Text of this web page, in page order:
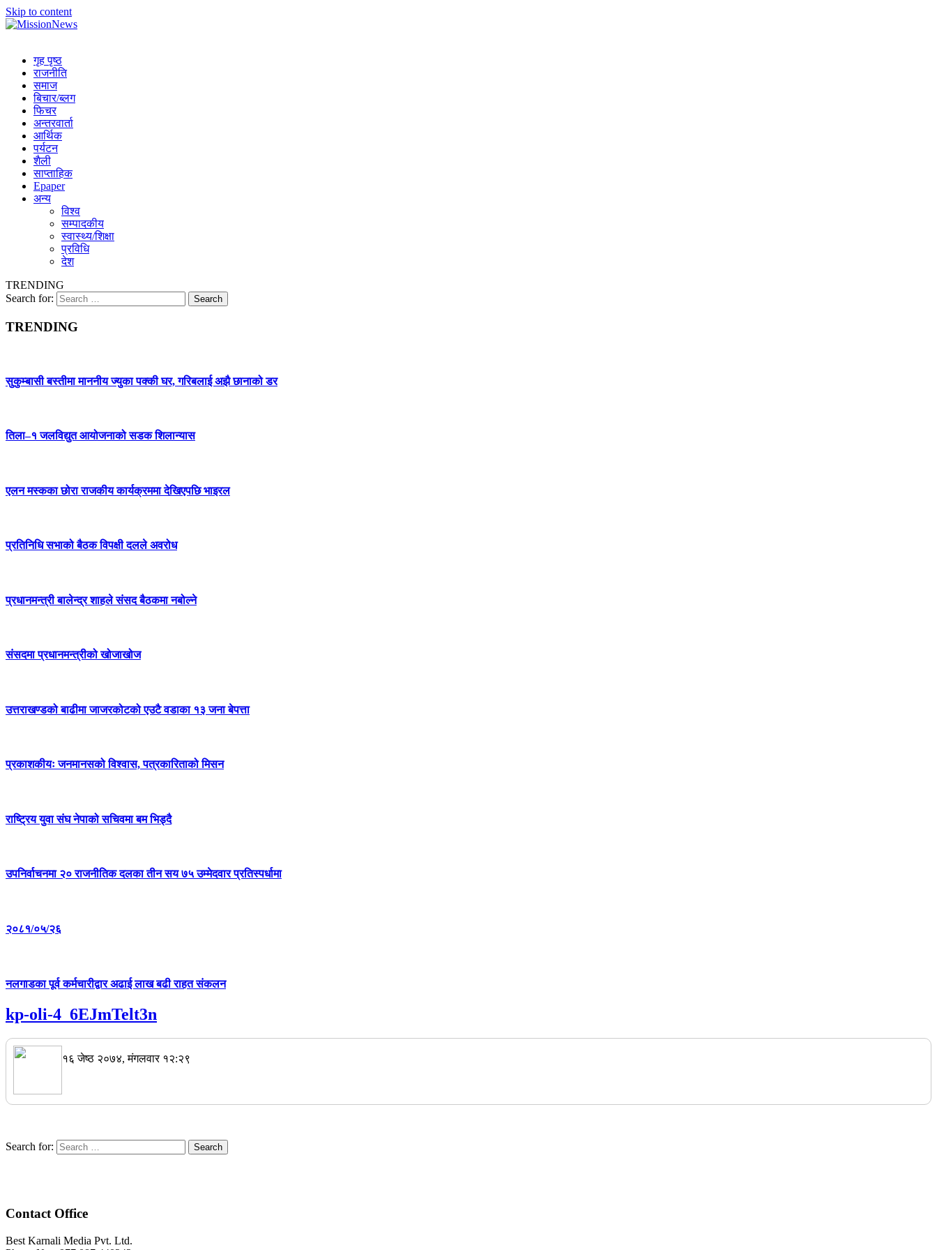
Skip to content
गृह पृष्ठ
राजनीति
समाज
बिचार/ब्लग
फिचर
अन्तरवार्ता
आर्थिक
पर्यटन
शैली
साप्ताहिक
Epaper
अन्य
विश्व
सम्पादकीय
स्वास्थ्य/शिक्षा
प्रविधि
देश
TRENDING
Search for:
TRENDING
सुकुम्बासी बस्तीमा माननीय ज्युका पक्की घर, गरिबलाई अझै छानाको डर
तिला–१ जलविद्युत आयोजनाको सडक शिलान्यास
एलन मस्कका छोरा राजकीय कार्यक्रममा देखिएपछि भाइरल
प्रतिनिधि सभाको बैठक विपक्षी दलले अवरोध
प्रधानमन्त्री बालेन्द्र शाहले संसद बैठकमा नबोल्ने
संसदमा प्रधानमन्त्रीको खोजाखोज
उत्तराखण्डको बाढीमा जाजरकोटको एउटै वडाका १३ जना बेपत्ता
प्रकाशकीयः जनमानसको विश्वास, पत्रकारिताको मिसन
राष्ट्रिय युवा संघ नेपाको सचिवमा बम भिड्दै
उपनिर्वाचनमा २० राजनीतिक दलका तीन सय ७५ उम्मेदवार प्रतिस्पर्धामा
२०८१/०५/२६
नलगाडका पूर्व कर्मचारीद्वार अढाई लाख बढी राहत संकलन
kp-oli-4_6EJmTelt3n
१६ जेष्ठ २०७४, मंगलवार १२:२९
Search for:
Contact Office
Best Karnali Media Pvt. Ltd.